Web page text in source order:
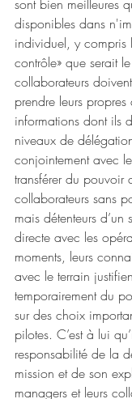
sont bien meilleures
disponibles dans
individuel, y compris
contrôle» que serait
collaborateurs
prendre leurs
informations dont ils
niveaux de
conjointement avec
transférer du pouvoir
collaborateurs sans
mais détenteurs
directe avec les
moments, leurs
avec le terrain
temporairement du
sur des choix
pilotes. C’est à lui
responsabilité de la
mission et de son
managers et leurs